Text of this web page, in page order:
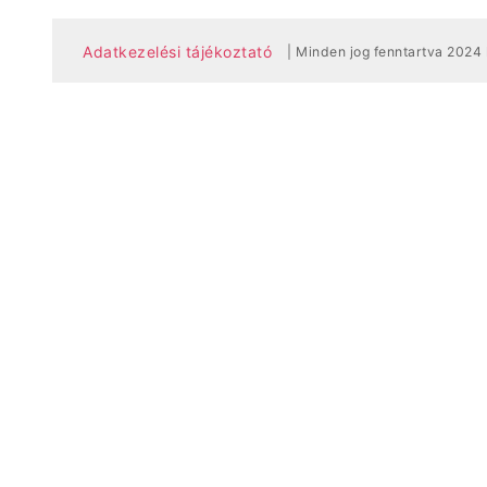
Adatkezelési tájékoztató | Minden jog fenntartva